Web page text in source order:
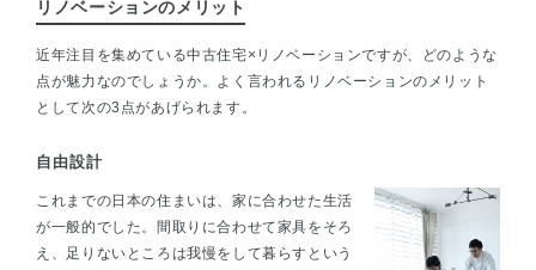
リノベーションのメリット
近年注目を集めている中古住宅×リノベーションですが、どのような
点が魅力なのでしょうか。よく言われるリノベーションのメリット
として次の3点があげられます。
自由設計
これまでの日本の住まいは、家に合わせた生活
が一般的でした。間取りに合わせて家具をそろ
え、足りないところは我慢をして暮らすという